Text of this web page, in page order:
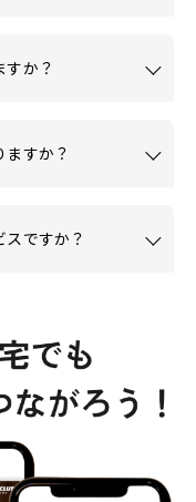
か？
すか？
ですか？